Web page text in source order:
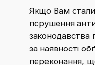
Якщо Вам стали
порушення
законодавства
за наявності
переконання,